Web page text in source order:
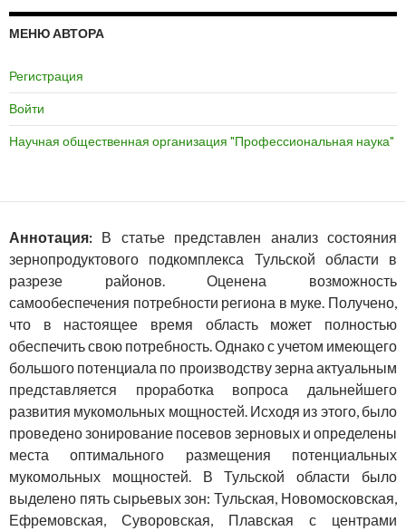
МЕНЮ АВТОРА
Регистрация
Войти
Научная общественная организация "Профессиональная наука"
Аннотация: В статье представлен анализ состояния
зернопродуктового подкомплекса Тульской области в
разрезе районов. Оценена возможность
самообеспечения потребности региона в муке. Получено,
что в настоящее время область может полностью
обеспечить свою потребность. Однако с учетом имеющего
большого потенциала по производству зерна актуальным
представляется проработка вопроса дальнейшего
развития мукомольных мощностей. Исходя из этого, было
проведено зонирование посевов зерновых и определены
места оптимального размещения потенциальных
мукомольных мощностей. В Тульской области было
выделено пять сырьевых зон: Тульская, Новомосковская,
Ефремовская, Суворовская, Плавская с центрами